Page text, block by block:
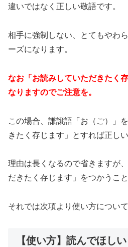
違いではなく正しい敬語です。
相手に強制しない、とてもやわ
ーズになります。
なお「お読みしていただきたく
なりますのでご注意を。
この場合、謙譲語「お（ご）」
きたく存じます」とすれば正し
理由は長くなるので省きますが
だきたく存じます」をつかうこ
それでは次項より使い方につい
【使い方】読んでほし